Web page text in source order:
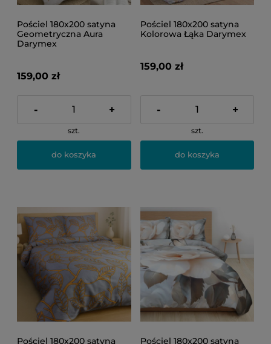
Pościel 180x200 satyna
Geometryczna Aura
Darymex
159,00 zł
- +
szt.
do koszyka
Pościel 180x200 satyna
Kolorowa Łąka Darymex
159,00 zł
- +
szt.
do koszyka
Pościel 180x200 satyna Pościel 180x200 satyna